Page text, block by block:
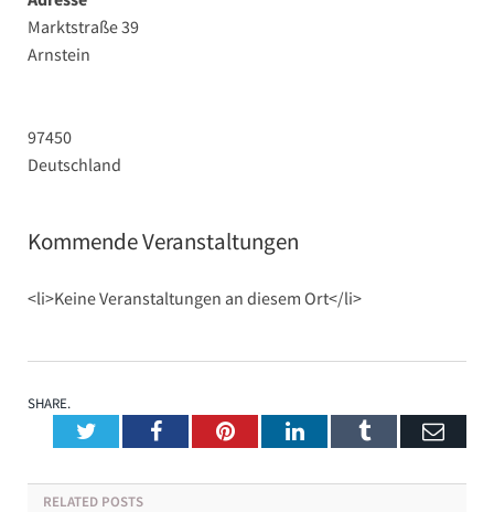
Marktstraße 39
Arnstein
97450
Deutschland
Kommende Veranstaltungen
<li>Keine Veranstaltungen an diesem Ort</li>
SHARE.
TwitterFacebookPinterestLinkedInTumblr
RELATED POSTS